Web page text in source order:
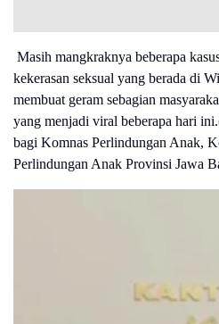
Masih mangkraknya beberapa
kekerasan seksual yang berada di
membuat geram sebagian
yang menjadi viral beberapa hari
bagi Komnas Perlindungan Anak,
Perlindungan Anak Provinsi Jawa